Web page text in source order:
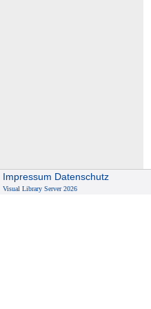
Impressum Datenschutz
Visual Library Server 2026